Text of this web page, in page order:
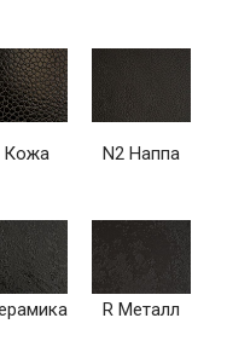
Кожа N2 Наппа
R Металл